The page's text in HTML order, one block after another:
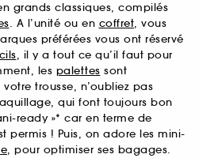
grands classiques, compilés
. A l’unité ou en coffret, vous
préférées vous ont réservé
, il y a tout ce qu’il faut pour
les palettes sont
trousse, n’oubliez pas
qui font toujours bon
ready »* car en terme de
permis ! Puis, on adore les mini-
, pour optimiser ses bagages.